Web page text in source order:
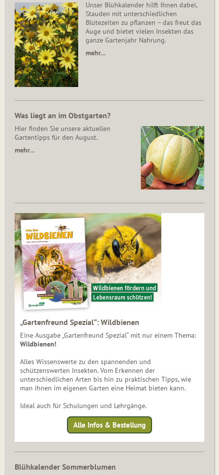
Unser Blühkalender hilft Ihnen dabei,
Stauden mit unterschiedlichen
Blütezeiten zu pflanzen – das freut das
Auge und bietet vielen Insekten das
ganze Gartenjahr Nahrung.
mehr…
Was liegt an im Obstgarten?
Hier finden Sie unsere aktuellen
Gartentipps für den August.
mehr…
„Gartenfreund Spezial“: Wildbienen
Eine Ausgabe „Gartenfreund Spezial“ mit nur einem Thema:
Wildbienen!
Alles Wissenswerte zu den spannenden und
schützenswerten Insekten. Vom Erkennen der
unterschiedlichen Arten bis hin zu praktischen Tipps, wie
man ihnen im eigenen Garten eine Heimat bieten kann.
Ideal auch für Schulungen und Lehrgänge.
Alle Infos & Bestellung
Blühkalender Sommerblumen